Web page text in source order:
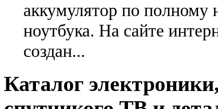
аккумулятор по
ноутбука. На сайте
создан...
Каталог